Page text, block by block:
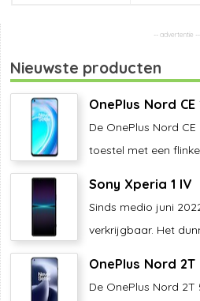
Nieuwste producten
OnePlus Nord CE
De OnePlus Nord
toestel met een flinke
Sony Xperia 1 IV
Sinds medio juni
verkrijgbaar. Het
OnePlus Nord 2T
De OnePlus Nord